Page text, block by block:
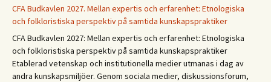
i
dialog
CFA Budkavlen 2027. Mellan expertis och erfarenhet: Etnologiska
och folkloristiska perspektiv på samtida kunskapspraktiker
CFA Budkavlen 2027: Mellan expertis och erfarenhet: Etnologiska
och folkloristiska perspektiv på samtida kunskapspraktiker
Etablerad vetenskap och institutionella medier utmanas i dag av
andra kunskapsmiljöer. Genom sociala medier, diskussionsforum,